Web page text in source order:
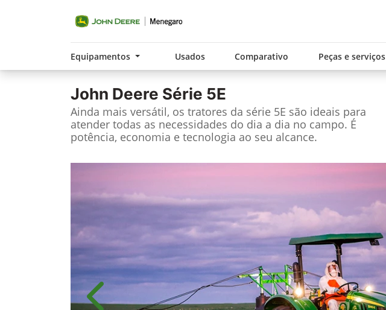
Equipamentos Usados Comparativo Peças e serviços
John Deere Série 5E
Ainda mais versátil, os tratores da série 5E são ideais para
atender todas as necessidades do dia a dia no campo. É
potência, economia e tecnologia ao seu alcance.
Anterior